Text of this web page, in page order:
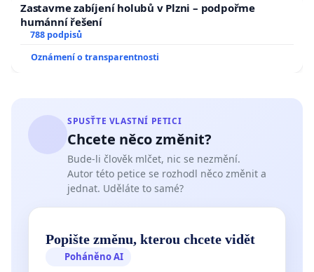
Zastavme zabíjení holubů v Plzni – podpořme
humánní řešení
788 podpisů
Oznámení o transparentnosti
SPUSŤTE VLASTNÍ PETICI
Chcete něco změnit?
Bude-li člověk mlčet, nic se nezmění.
Autor této petice se rozhodl něco změnit a
jednat. Uděláte to samé?
Popište změnu, kterou chcete vidět
Poháněno AI